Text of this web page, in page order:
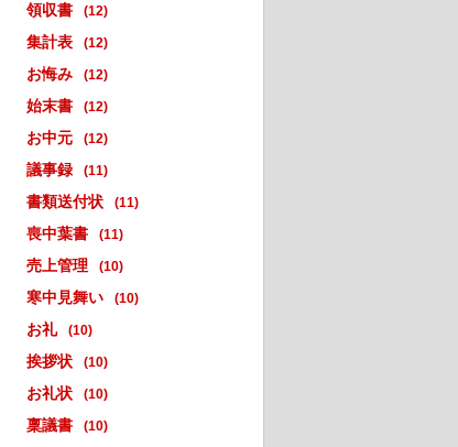
領収書 (12)
集計表 (12)
お悔み (12)
始末書 (12)
お中元 (12)
議事録 (11)
書類送付状 (11)
喪中葉書 (11)
売上管理 (10)
寒中見舞い (10)
お礼 (10)
挨拶状 (10)
お礼状 (10)
稟議書 (10)